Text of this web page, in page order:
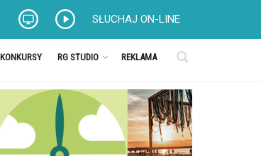
SŁUCHAJ ON-LINE
KONKURSY RG STUDIO REKLAMA